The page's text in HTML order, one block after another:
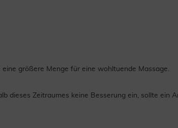
größere Menge für eine wohltuende Massage.
dieses Zeitraumes keine Besserung ein, sollte ein